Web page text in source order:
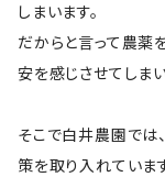
しまいます。
だからと言って農薬
安を感じさせてしまい
そこで白井農園では
策を取り入れています